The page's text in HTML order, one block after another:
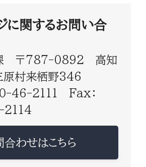
に関するお問い合
〒787-0892 高知
原村来栖野346
46-2111 Fax：
2114
合わせはこちら